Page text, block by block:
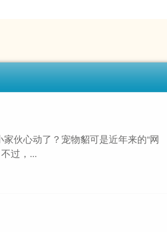
伙心动了？宠物貂可是近年来的“网
过，...